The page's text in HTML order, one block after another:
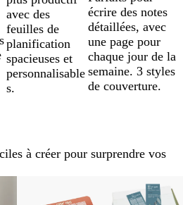
avec des
feuilles de
planification
spacieuses et
personnalisable
s.
écrire des notes
détaillées, avec
une page pour
chaque jour de la
semaine. 3 styles
de couverture.
à créer pour surprendre vos